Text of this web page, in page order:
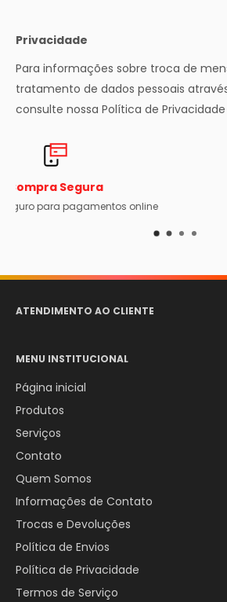
Privacidade
Para informações sobre troca de
tratamento de dados pessoais
consulte nossa Política de
Envio rápido e acompanhado
ATENDIMENTO AO CLIENTE
WhatsApp:+55 (12) 98246-4555
MENU INSTITUCIONAL
Página inicial
Produtos
Serviços
Contato
Quem Somos
Informações de Contato
Trocas e Devoluções
Política de Envios
Política de Privacidade
Termos de Serviço